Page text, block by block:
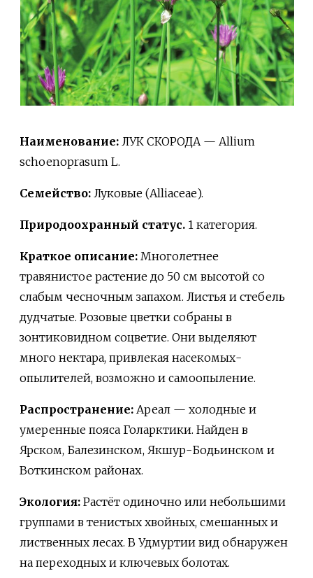
Наименование: ЛУК СКОРОДА — Allium
schoenoprasum L.
Семейство: Луковые (Alliaceae).
Природоохранный статус. 1 категория.
Краткое описание: Многолетнее
травянистое растение до 50 см высотой со
слабым чесночным запахом. Листья и стебель
дудчатые. Розовые цветки собраны в
зонтиковидном соцветие. Они выделяют
много нектара, привлекая насекомых-
опылителей, возможно и самоопыление.
Распространение: Ареал — холодные и
умеренные пояса Голарктики. Найден в
Ярском, Балезинском, Якшур-Бодьинском и
Воткинском районах.
Экология: Растёт одиночно или небольшими
группами в тенистых хвойных, смешанных и
лиственных лесах. В Удмуртии вид обнаружен
на переходных и ключевых болотах.